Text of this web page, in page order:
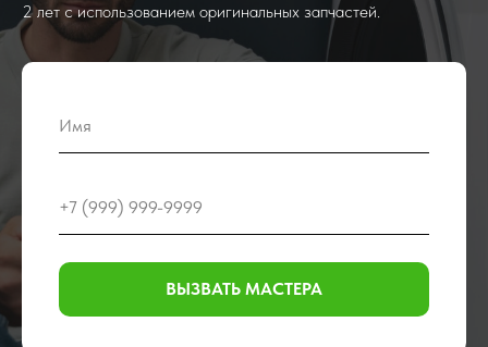
2 лет с использованием оригинальных запчастей.
ВЫЗВАТЬ МАСТЕРА